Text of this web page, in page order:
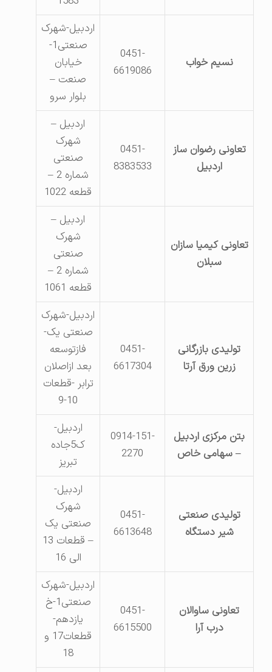
نسیم خواب
0451-
6619086
اردبیل-شهرک
صنعتی1-
خیابان
صنعت –
بلوار سرو
تعاونی رضوان ساز
اردبیل
0451-
8383533
اردبیل –
شهرک
صنعتی
شماره 2 –
قطعه 1022
تعاونی کیمیا سازان
سبلان
اردبیل –
شهرک
صنعتی
شماره 2 –
قطعه 1061
تولیدی بازرگانی
زرین ورق آرتا
0451-
6617304
اردبیل-شهرک
صنعتی یک-
فازتوسعه
بعد ازاصلان
ترابر -قطعات
بتن مرکزی اردبیل
– سهامی خاص
0914-151-
2270
اردبیل-
ک5جاده
تولیدی صنعتی
شیر دستگاه
0451-
6613648
اردبیل-
شهرک
صنعتی یک
– قطعات 13
تعاونی ساوالان
درب آرا
0451-
6615500
اردبیل-شهرک
صنعتی1-خ
یازدهم-
قطعات17 و